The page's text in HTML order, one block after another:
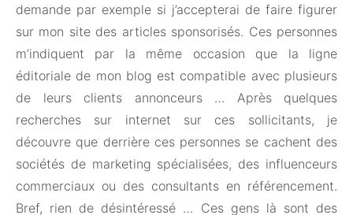
demande par exemple si j’accepterai de faire figurer
sur mon site des articles sponsorisés. Ces personnes
m’indiquent par la même occasion que la ligne
éditoriale de mon blog est compatible avec plusieurs
de leurs clients annonceurs … Après quelques
recherches sur internet sur ces sollicitants, je
découvre que derrière ces personnes se cachent des
sociétés de marketing spécialisées, des influenceurs
commerciaux ou des consultants en référencement.
Bref, rien de désintéressé … Ces gens là sont des